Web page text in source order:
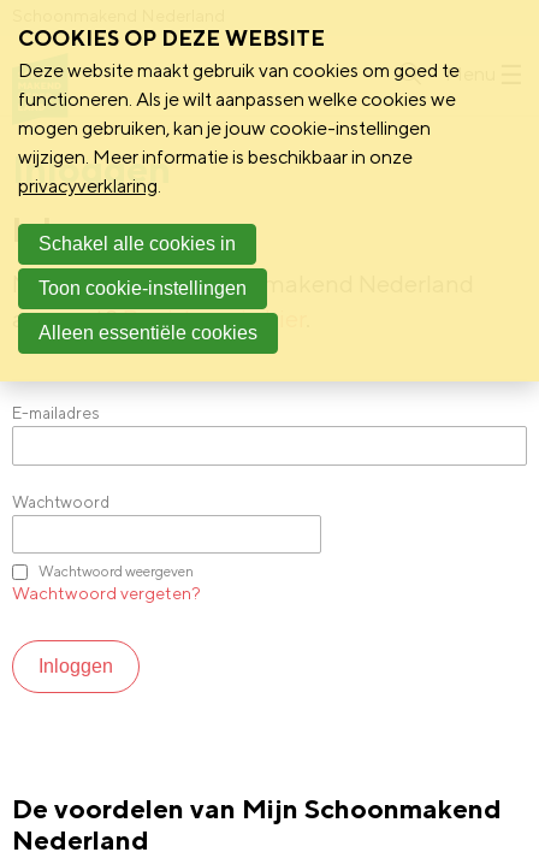
Menu
Inloggen
Inloggen
Nog geen Mijn Schoonmakend Nederland
account?Registreer je hier
E-mailadres
Wachtwoord
Wachtwoord weergeven
Wachtwoord vergeten?
Inloggen
De voordelen van Mijn Schoonmakend
Nederland
COOKIES OP DEZE WEBSITE
Deze website maakt gebruik van cookies om goed te
functioneren. Als je wilt aanpassen welke cookies we
mogen gebruiken, kan je jouw cookie-instellingen
wijzigen. Meer informatie is beschikbaar in onze
privacyverklaring.
Schakel alle cookies in
Toon cookie-instellingen
Alleen essentiële cookies